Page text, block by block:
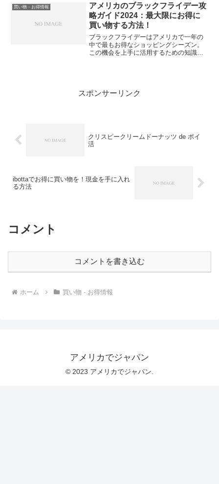
買い物 - お得情報
アメリカのブラックフライデー攻
略ガイド2024：最大限にお得に
買い物する方法！
ブラックフライデーはアメリカで一年の
中で最もお得なショッピングシーズン。
この機会を上手に活用するための知識と
スポンサーリンク
クリスピークリームドーナッツ de ポイ
活
ibottaでお得に買い物を！現金を手に入れ
る方法
コメント
コメントを書き込む
ホーム 買い物 - お得情報
アメリカでジャパン
© 2023 アメリカでジャパン.